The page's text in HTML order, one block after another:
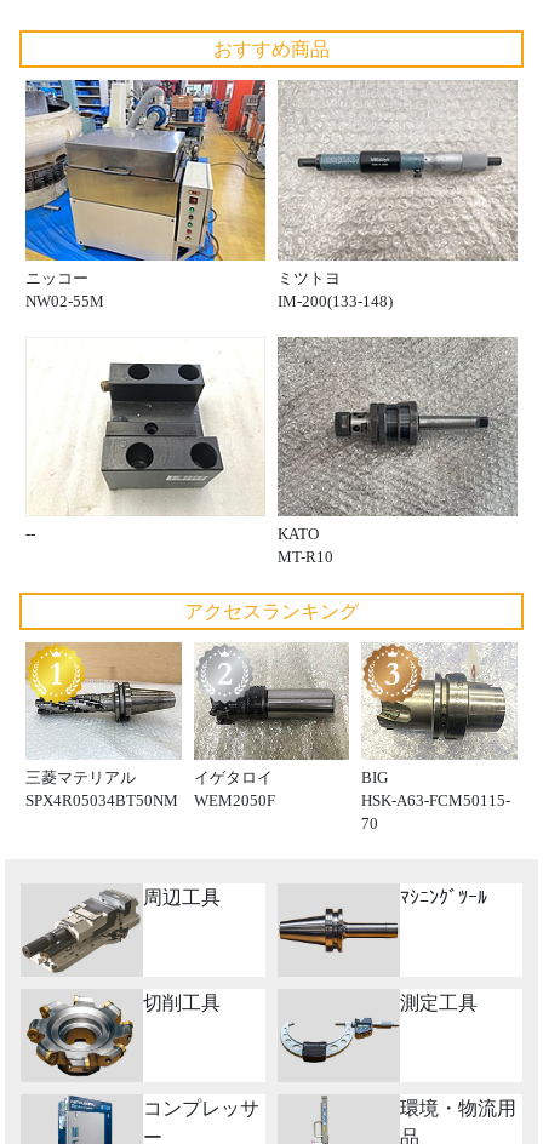
おすすめ商品
ニッコー
NW02-55M
ミツトヨ
IM-200(133-148)
--
KATO
MT-R10
アクセスランキング
三菱マテリアル
SPX4R05034BT50NM
イゲタロイ
WEM2050F
BIG
HSK-A63-FCM50115-
70
周辺工具 ﾏｼﾆﾝｸﾞﾂｰﾙ
切削工具 測定工具
コンプレッサ
ー
環境・物流用
品